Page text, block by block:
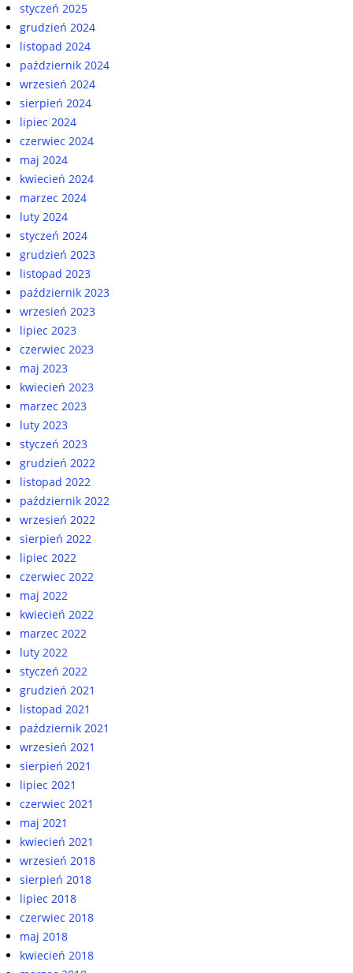
styczeń 2025
grudzień 2024
listopad 2024
październik 2024
wrzesień 2024
sierpień 2024
lipiec 2024
czerwiec 2024
maj 2024
kwiecień 2024
marzec 2024
luty 2024
styczeń 2024
grudzień 2023
listopad 2023
październik 2023
wrzesień 2023
lipiec 2023
czerwiec 2023
maj 2023
kwiecień 2023
marzec 2023
luty 2023
styczeń 2023
grudzień 2022
listopad 2022
październik 2022
wrzesień 2022
sierpień 2022
lipiec 2022
czerwiec 2022
maj 2022
kwiecień 2022
marzec 2022
luty 2022
styczeń 2022
grudzień 2021
listopad 2021
październik 2021
wrzesień 2021
sierpień 2021
lipiec 2021
czerwiec 2021
maj 2021
kwiecień 2021
wrzesień 2018
sierpień 2018
lipiec 2018
czerwiec 2018
maj 2018
kwiecień 2018